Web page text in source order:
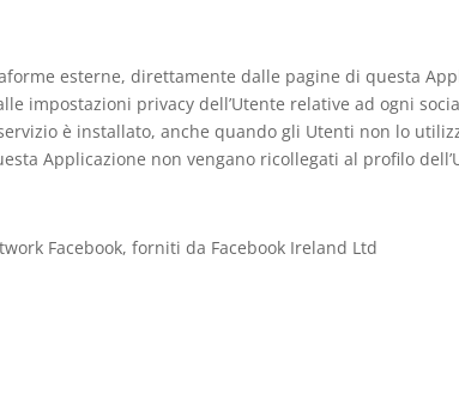
esterne, direttamente dalle pagine di questa
impostazioni privacy dell’Utente relative ad ogni
è installato, anche quando gli Utenti non lo
Applicazione non vengano ricollegati al profilo
Facebook, forniti da Facebook Ireland Ltd